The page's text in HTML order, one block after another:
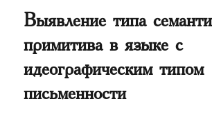
Выявление типа
примитива в языке с
идеографическим типом
письменности